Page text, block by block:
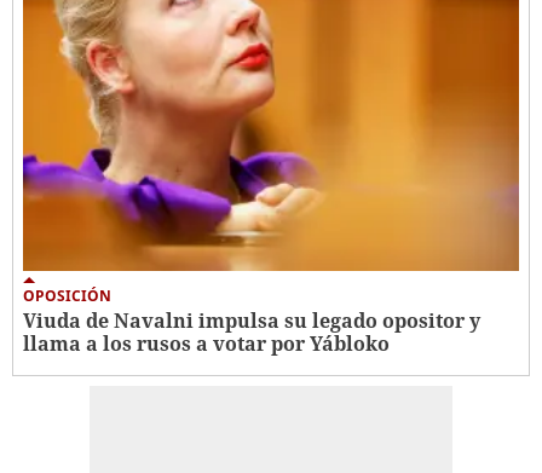
OPOSICIÓN
Viuda de Navalni impulsa su legado opositor y
llama a los rusos a votar por Yábloko